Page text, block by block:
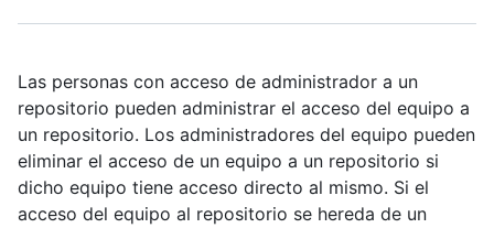
Las personas con acceso de administrador a un
repositorio pueden administrar el acceso del equipo a
un repositorio. Los administradores del equipo pueden
eliminar el acceso de un equipo a un repositorio si
dicho equipo tiene acceso directo al mismo. Si el
acceso del equipo al repositorio se hereda de un